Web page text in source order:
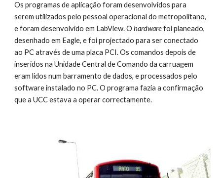
Os programas de aplicação foram desenvolvidos para
serem utilizados pelo pessoal operacional do metropolitano,
e foram desenvolvido em LabView. O hardware foi planeado,
desenhado em Eagle, e foi projectado para ser conectado
ao PC através de uma placa PCI. Os comandos depois de
inseridos na Unidade Central de Comando da carruagem
eram lidos num barramento de dados, e processados pelo
software instalado no PC. O programa fazia a confirmação
que a UCC estava a operar correctamente.